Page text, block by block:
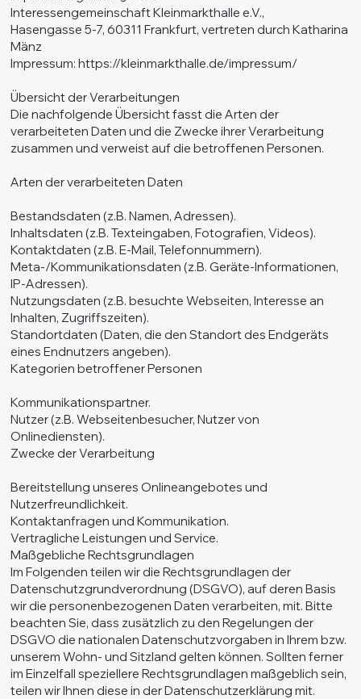
Interessengemeinschaft Kleinmarkthalle e.V.,
Hasengasse 5-7, 60311 Frankfurt, vertreten durch Katharina
Mänz
Impressum:https://kleinmarkthalle.de/impressum/
Übersicht der Verarbeitungen
Die nachfolgende Übersicht fasst die Arten der
verarbeiteten Daten und die Zwecke ihrer Verarbeitung
zusammen und verweist auf die betroffenen Personen.
Arten der verarbeiteten Daten
Bestandsdaten (z.B. Namen, Adressen).
Inhaltsdaten (z.B. Texteingaben, Fotografien, Videos).
Kontaktdaten (z.B. E-Mail, Telefonnummern).
Meta-/Kommunikationsdaten (z.B. Geräte-Informationen,
IP-Adressen).
Nutzungsdaten (z.B. besuchte Webseiten, Interesse an
Inhalten, Zugriffszeiten).
Standortdaten (Daten, die den Standort des Endgeräts
eines Endnutzers angeben).
Kategorien betroffener Personen
Kommunikationspartner.
Nutzer (z.B. Webseitenbesucher, Nutzer von
Onlinediensten).
Zwecke der Verarbeitung
Bereitstellung unseres Onlineangebotes und
Nutzerfreundlichkeit.
Kontaktanfragen und Kommunikation.
Vertragliche Leistungen und Service.
Maßgebliche Rechtsgrundlagen
Im Folgenden teilen wir die Rechtsgrundlagen der
Datenschutzgrundverordnung (DSGVO), auf deren Basis
wir die personenbezogenen Daten verarbeiten, mit. Bitte
beachten Sie, dass zusätzlich zu den Regelungen der
DSGVO die nationalen Datenschutzvorgaben in Ihrem bzw.
unserem Wohn- und Sitzland gelten können. Sollten ferner
im Einzelfall speziellere Rechtsgrundlagen maßgeblich sein,
teilen wir Ihnen diese in der Datenschutzerklärung mit.